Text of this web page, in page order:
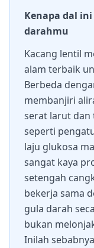
Kenapa dal
darahmu
Kacang lentil
alam terbaik
Berbeda
membanjiri
serat larut dan
seperti
laju glukosa
sangat kaya
setengah
bekerja sama
gula darah
bukan
Inilah